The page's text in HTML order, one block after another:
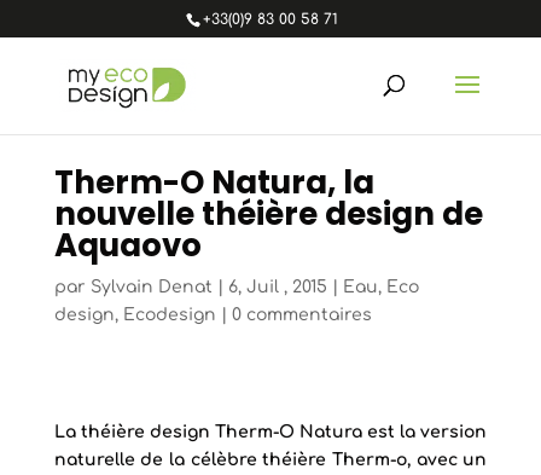
+33(0)9 83 00 58 71
Therm-O Natura, la
nouvelle théière design de
Aquaovo
par Sylvain Denat 6, Juil , 2015 Eau, Eco
design, Ecodesign 0 commentaires
La théière design Therm-O Natura est la version
naturelle de la célèbre théière Therm-o, avec un